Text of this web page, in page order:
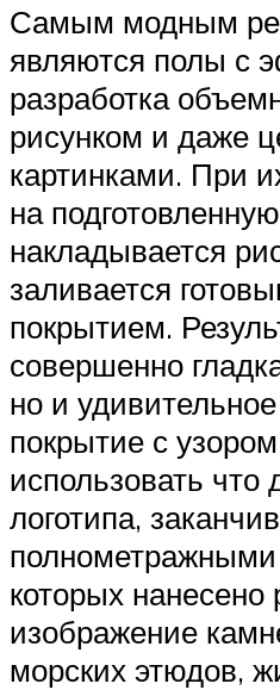
Самым модным
являются полы с
разработка
рисунком и даже
картинками. При
на
накладывается
заливается
покрытием.
совершенно
но и
покрытие с
использовать что
логотипа,
которых нанесено
изображение
морских этюдов,